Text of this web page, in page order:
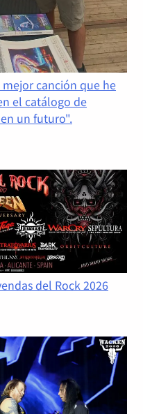
canción que he
el catálogo de
un futuro".
del Rock 2026